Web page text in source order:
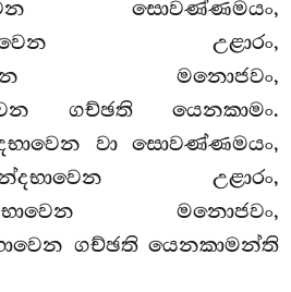
සොවණ්ණමයං,
උළාරං,
මනොජවං,
ගච්ඡති යෙනකාමං.
වා සොවණ්ණමයං,
උළාරං,
මනොජවං,
ගච්ඡති යෙනකාමන්ති